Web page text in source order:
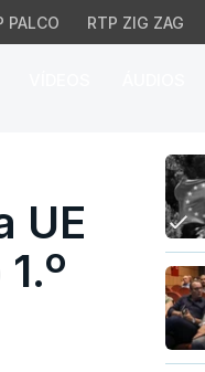
PALCO RTP ZIG ZAG
na
UE